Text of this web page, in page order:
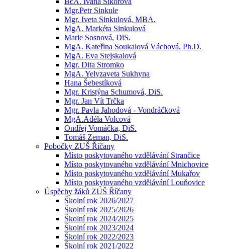
Mgr.Petr Sinkule
Mgr. Iveta Sinkulová, MBA.
MgA. Markéta Sinkulová
Marie Sosnová, DiS.
MgA. Kateřina Soukalová Váchová, Ph.D.
MgA. Eva Stejskalová
Mgr. Dita Stromko
MgA. Yelyzaveta Sukhyna
Hana Šebestíková
Mgr. Kristýna Schumová, DiS.
Mgr. Jan Vít Trčka
Mgr. Pavla Jahodová - Vondráčková
MgA.Adéla Volcová
Ondřej Vomáčka, DiS.
Tomáš Zeman, DiS.
Pobočky ZUŠ Říčany
Místo poskytovaného vzdělávání Strančice
Místo poskytovaného vzdělávání Mnichovice
Místo poskytovaného vzdělávání Mukařov
Místo poskytovaného vzdělávání Louňovice
Úspěchy žáků ZUŠ Říčany
Školní rok 2026/2027
Školní rok 2025/2026
Školní rok 2024/2025
Školní rok 2023/2024
Školní rok 2022/2023
Školní rok 2021/2022